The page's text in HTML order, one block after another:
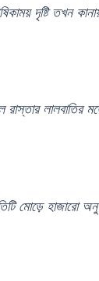
দৃষ্টি তখন
লালবাতির
মোড়ে হাজারো